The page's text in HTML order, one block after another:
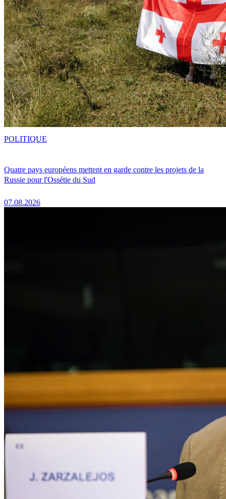
Quatre pays européens mettent en garde contre les projets de la
Russie pour l'Ossétie du Sud
07.08.2026
POLITIQUE